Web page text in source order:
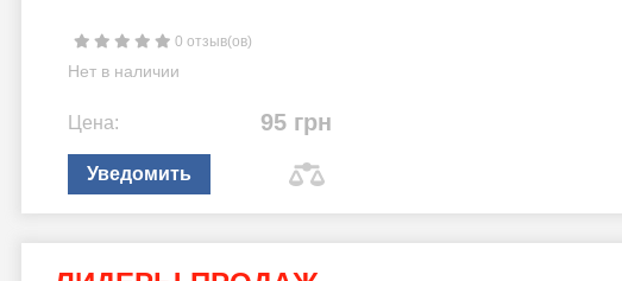
0 отзыв(ов)
Нет в наличии
Цена: 95 грн
Уведомить